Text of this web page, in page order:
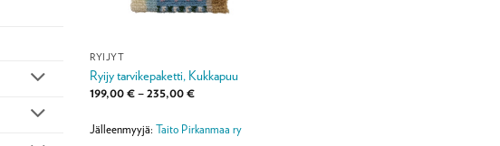
RYIJYT
Ryijy tarvikepaketti, Kukkapuu
199,00€–235,00€Hintaluokka:
235,00 €
Jälleenmyyjä:Taito Pirkanmaa ry